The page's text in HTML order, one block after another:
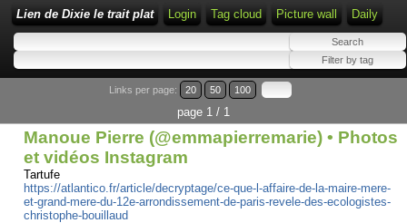
Lien de Dixie le trait plat Login Tag cloud Picture wall Daily
Links per page: 20 50 100
page 1 / 1
Manoue Pierre (@emmapierremarie) • Photos
et vidéos Instagram
Tartufe
https://atlantico.fr/article/decryptage/ce-que-l-affaire-de-la-maire-mere-
et-grand-mere-du-12e-arrondissement-de-paris-revele-des-ecologistes-
christophe-bouillaud